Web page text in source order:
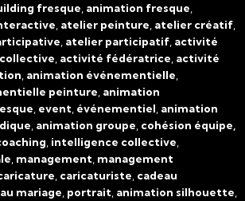
fresque, animation fresque,
, atelier peinture, atelier créatif,
, atelier participatif, activité
, activité fédératrice, activité
, animation événementielle,
peinture, animation
, event, événementiel, animation
, animation groupe, cohésion équipe,
, intelligence collective,
, management, management
, caricaturiste, cadeau
mariage, portrait, animation silhouette,